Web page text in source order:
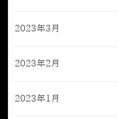
2023年3月
2023年2月
2023年1月